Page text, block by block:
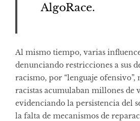
AlgoRace.
Al mismo tiempo, varias
denunciando restricciones a sus
racismo, por “lenguaje
racistas acumulaban millones de
evidenciando la persistencia del
la falta de mecanismos de